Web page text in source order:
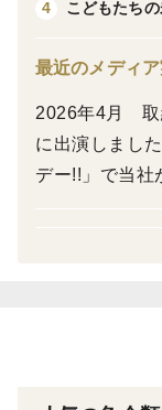
【オススメの食
シンプルに塩焼
や酒蒸しなどに
■真鯛のカマ
スメしています！
4
こどもたち
最近のメディ
2026年4月 取
に出演しまし
デー!!」で当社